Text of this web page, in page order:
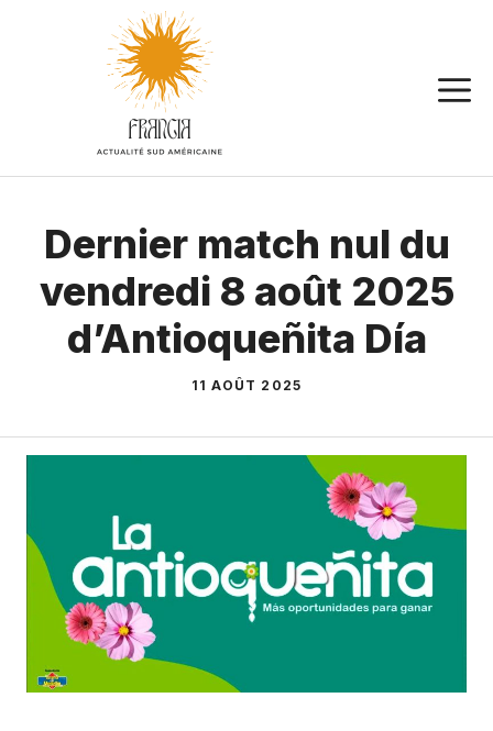
Dernier match nul du
vendredi 8 août 2025
d’Antioqueñita Día
11 AOÛT 2025